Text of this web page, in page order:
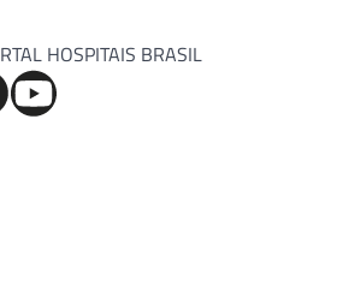
HOSPITAIS BRASIL